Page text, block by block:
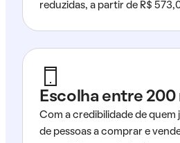
reduzidas, a partir de R$
Escolha entre 200
Com a credibilidade de quem
de pessoas a comprar e